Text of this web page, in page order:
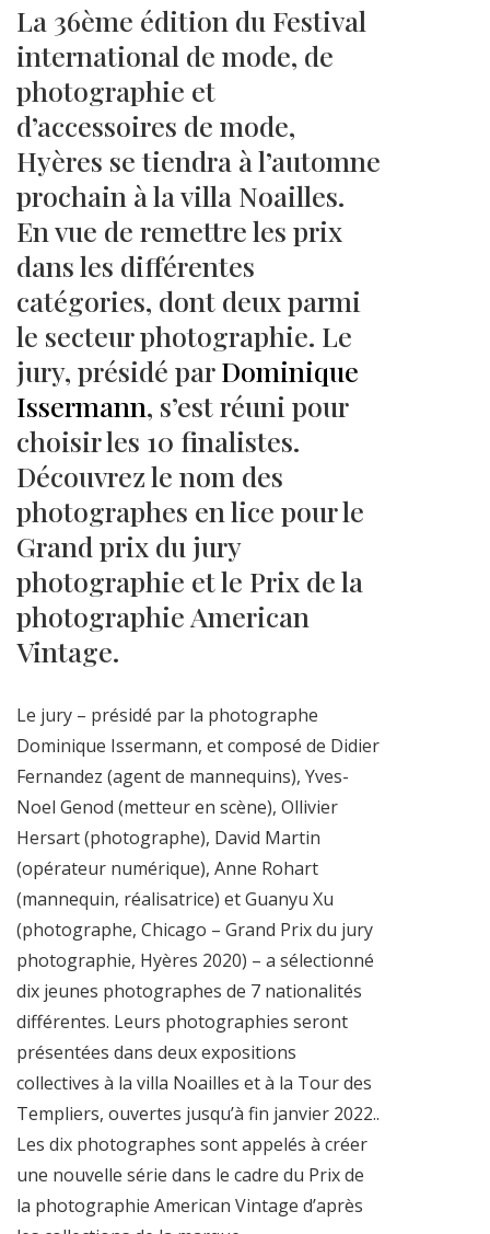
La 36ème édition du Festival
international de mode, de
photographie et
d’accessoires de mode,
Hyères se tiendra à l’automne
prochain à la villa Noailles.
En vue de remettre les prix
dans les différentes
catégories, dont deux parmi
le secteur photographie. Le
jury, présidé parDominique
Issermann, s’est réuni pour
choisir les 10 finalistes.
Découvrez le nom des
photographes en lice pour le
Grand prix du jury
photographie et le Prix de la
photographie American
Vintage.
Le jury – présidé par la photographe
Dominique Issermann, et composé de Didier
Fernandez (agent de mannequins), Yves-
Noel Genod (metteur en scène), Ollivier
Hersart (photographe), David Martin
(opérateur numérique), Anne Rohart
(mannequin, réalisatrice) et Guanyu Xu
(photographe, Chicago – Grand Prix du jury
photographie, Hyères 2020) – a sélectionné
dix jeunes photographes de 7 nationalités
différentes. Leurs photographies seront
présentées dans deux expositions
collectives à la villa Noailles et à la Tour des
Templiers, ouvertes jusqu’à fin janvier 2022..
Les dix photographes sont appelés à créer
une nouvelle série dans le cadre du Prix de
la photographie American Vintage d’après